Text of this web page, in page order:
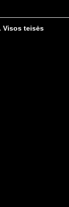
Visos teisės